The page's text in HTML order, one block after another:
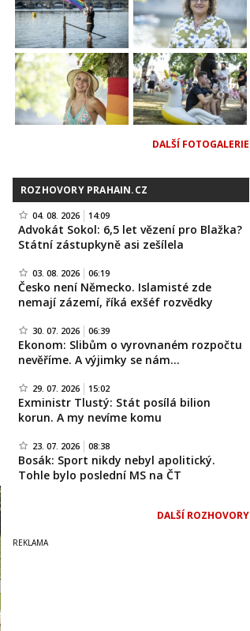
DALŠÍ FOTOGALERIE
ROZHOVORY PRAHAIN.CZ
04. 08. 2026 14:09
Advokát Sokol: 6,5 let vězení pro Blažka?
Státní zástupkyně asi zešílela
03. 08. 2026 06:19
Česko není Německo. Islamisté zde
nemají zázemí, říká exšéf rozvědky
30. 07. 2026 06:39
Ekonom: Slibům o vyrovnaném rozpočtu
nevěříme. A výjimky se nám…
29. 07. 2026 15:02
Exministr Tlustý: Stát posílá bilion
korun. A my nevíme komu
23. 07. 2026 08:38
Bosák: Sport nikdy nebyl apolitický.
Tohle bylo poslední MS na ČT
DALŠÍ ROZHOVORY